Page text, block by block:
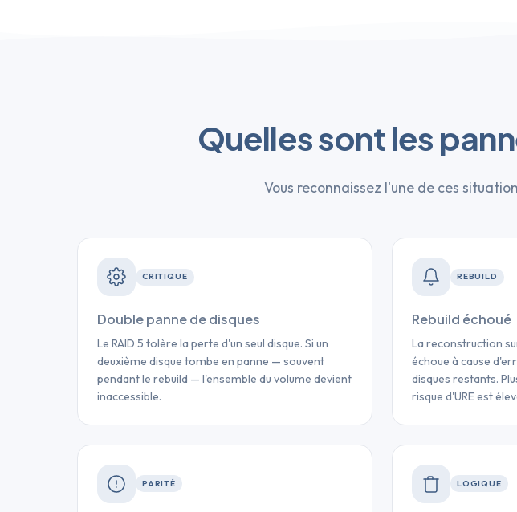
Quelles sont les
Vous reconnaissez l'une de ces
CRITIQUE
Double panne de disques
Le RAID 5 tolère la perte d'un seul disque. Si un
deuxième disque tombe en panne — souvent
pendant le rebuild — l'ensemble du volume devient
inaccessible.
REBUILD
Rebuild échoué
La reconstruction
échoue à cause
disques restants.
risque d'URE est
PARITÉ LOGIQUE